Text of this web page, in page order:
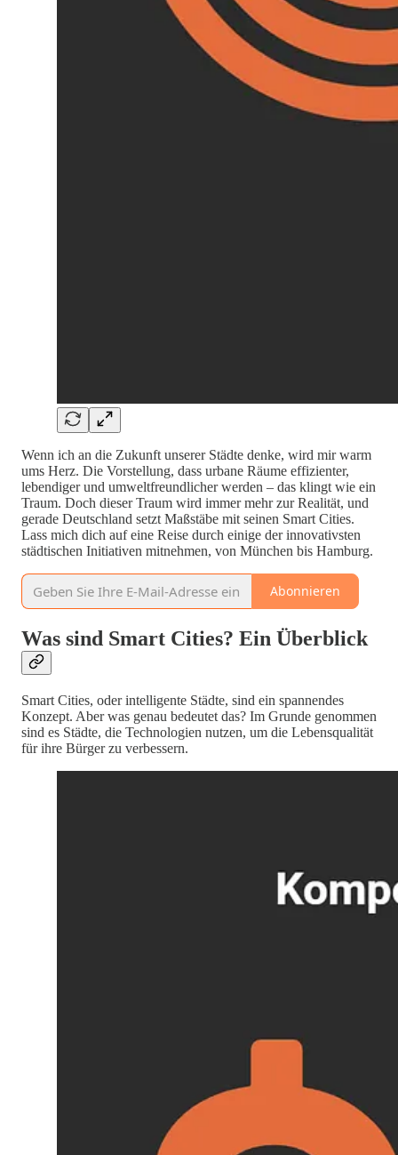
Wenn ich an die Zukunft unserer Städte denke, wird mir warm
ums Herz. Die Vorstellung, dass urbane Räume effizienter,
lebendiger und umweltfreundlicher werden – das klingt wie ein
Traum. Doch dieser Traum wird immer mehr zur Realität, und
gerade Deutschland setzt Maßstäbe mit seinen Smart Cities.
Lass mich dich auf eine Reise durch einige der innovativsten
städtischen Initiativen mitnehmen, von München bis Hamburg.
Abonnieren
Was sind Smart Cities? Ein Überblick
Smart Cities, oder intelligente Städte, sind ein spannendes
Konzept. Aber was genau bedeutet das? Im Grunde genommen
sind es Städte, die Technologien nutzen, um die Lebensqualität
für ihre Bürger zu verbessern.